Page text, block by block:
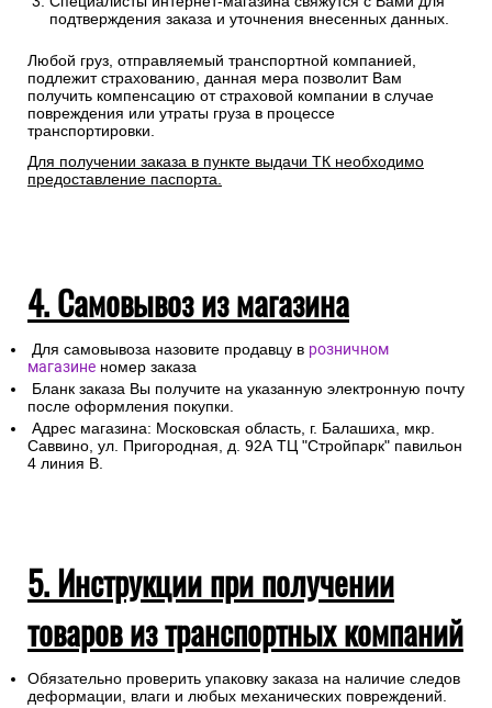
подтверждения заказа и уточнения внесенных данных.
Любой груз, отправляемый транспортной компанией,
подлежит страхованию, данная мера позволит Вам
получить компенсацию от страховой компании в случае
повреждения или утраты груза в процессе
транспортировки.
Для получении заказа в пункте выдачи ТК необходимо
предоставление паспорта.
4. Самовывоз из магазина
Для самовывоза назовите продавцу в розничном
магазине номер заказа
Бланк заказа Вы получите на указанную электронную почту
после оформления покупки.
Адрес магазина: Московская область, г. Балашиха, мкр.
Саввино, ул. Пригородная, д. 92А ТЦ "Стройпарк" павильон
4 линия В.
5. Инструкции при получении
товаров из транспортных компаний
Обязательно проверить упаковку заказа на наличие следов
деформации, влаги и любых механических повреждений.